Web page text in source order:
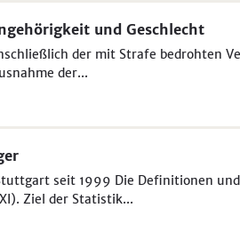
und Geschlecht
der mit Strafe bedrohten
der...
seit 1999 Die Definitionen
Ziel der Statistik...